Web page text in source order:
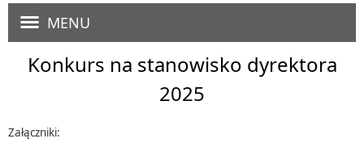
MENU
Konkurs na stanowisko dyrektora
2025
Załączniki: